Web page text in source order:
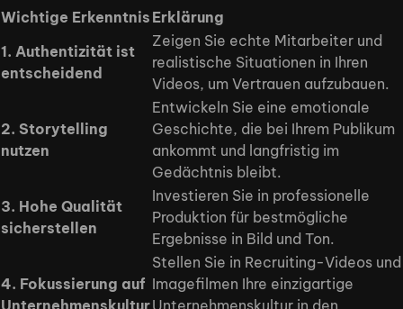
Wichtige Erkenntnis Erklärung
1. Authentizität ist
entscheidend
Zeigen Sie echte Mitarbeiter und
realistische Situationen in Ihren
Videos, um Vertrauen aufzubauen.
2. Storytelling
nutzen
Entwickeln Sie eine emotionale
Geschichte, die bei Ihrem Publikum
ankommt und langfristig im
Gedächtnis bleibt.
3. Hohe Qualität
sicherstellen
Investieren Sie in professionelle
Produktion für bestmögliche
Ergebnisse in Bild und Ton.
4. Fokussierung auf
Stellen Sie in Recruiting-Videos und
Imagefilmen Ihre einzigartige